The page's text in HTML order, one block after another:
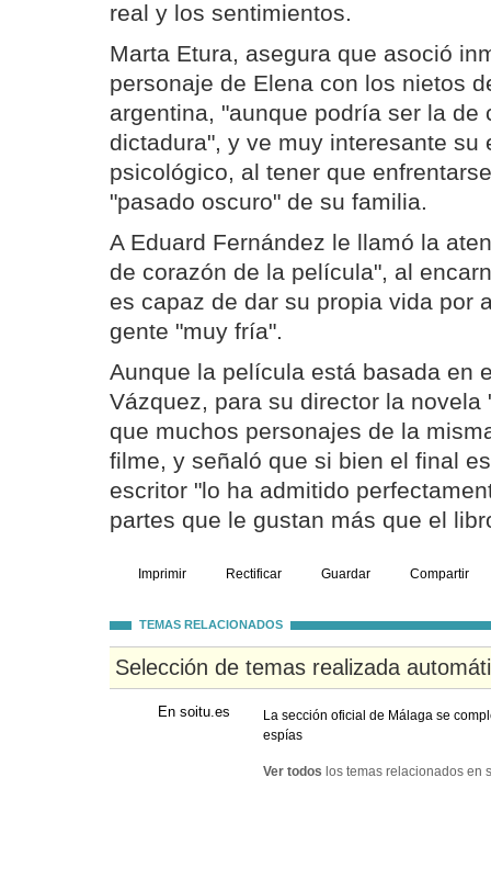
real y los sentimientos.
Marta Etura, asegura que asoció
personaje de Elena con los nietos
argentina, "aunque podría ser la de
dictadura", y ve muy interesante su
psicológico, al tener que
"pasado oscuro" de su familia.
A Eduard Fernández le llamó la
de corazón de la película", al
es capaz de dar su propia vida por
gente "muy fría".
Aunque la película está basada en
Vázquez, para su director la novela
que muchos personajes de la
filme, y señaló que si bien el final
escritor "lo ha admitido
partes que le gustan más que el
Imprimir Rectificar Guardar Compartir
TEMAS RELACIONADOS
Selección de temas realizada
En soitu.es
La sección oficial de Málaga se
espías
Ver todos los temas relacionados en